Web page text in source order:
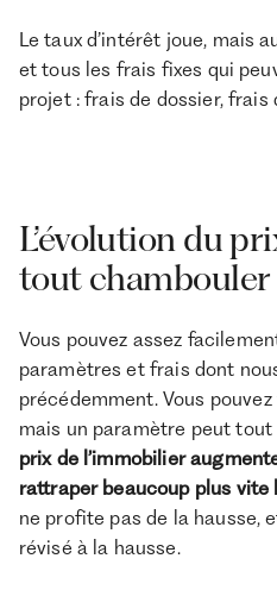
Le taux d’intérêt joue, mais
et tous les frais fixes qui
projet : frais de dossier, frais
L’évolution du
tout chambouler
Vous pouvez assez
paramètres et frais dont
précédemment. Vous
mais un paramètre peut
prix de l’immobilier
rattraper beaucoup plus vite
ne profite pas de la hausse,
révisé à la hausse.